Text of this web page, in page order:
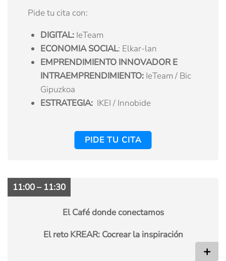
Pide tu cita con:
DIGITAL: IeTeam
ECONOMIA SOCIAL: Elkar-lan
EMPRENDIMIENTO INNOVADOR E
INTRAEMPRENDIMIENTO: IeTeam / Bic
Gipuzkoa
ESTRATEGIA: IKEI / Innobide
PIDE TU CITA
11:00 – 11:30
El Café donde conectamos
El reto KREAR: Cocrear la inspiración
+